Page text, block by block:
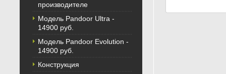
производителе
Модель Pandoor Ultra -
14900 руб.
Модель Pandoor Evolution -
14900 руб.
Конструкция